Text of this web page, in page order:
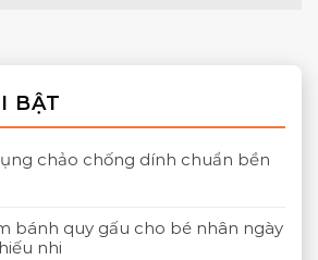
BẬT
chảo chống dính chuẩn bền
bánh quy gấu cho bé nhân ngày
nhi